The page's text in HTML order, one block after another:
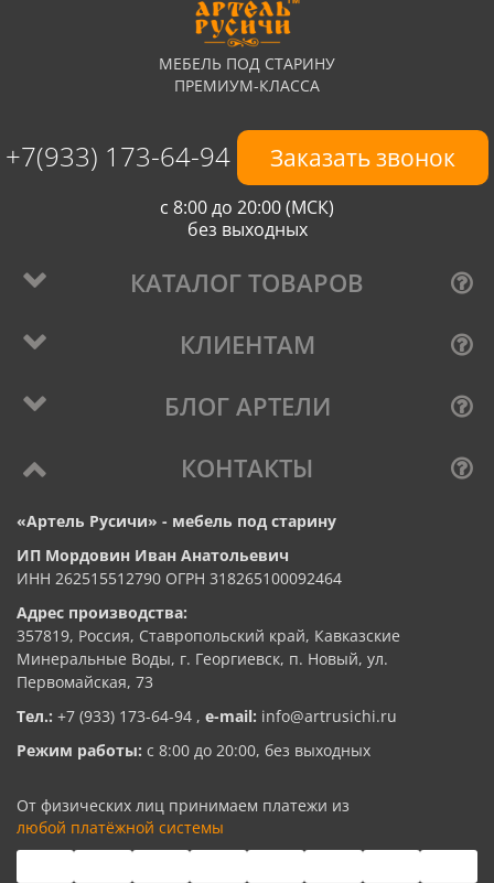
МЕБЕЛЬ ПОД СТАРИНУ
ПРЕМИУМ-КЛАССА
+7(933) 173-64-94 Заказать звонок
с 8:00 до 20:00 (МСК)
без выходных
КАТАЛОГ ТОВАРОВ
КЛИЕНТАМ
БЛОГ АРТЕЛИ
КОНТАКТЫ
«Артель Русичи» - мебель под старину
ИП Мордовин Иван Анатольевич
ИНН 262515512790 ОГРН 318265100092464
Адрес производства:
357819, Россия, Ставропольский край, Кавказские
Минеральные Воды, г. Георгиевск, п. Новый, ул.
Первомайская, 73
Тел.: +7 (933) 173-64-94 , e-mail: info@artrusichi.ru
Режим работы: с 8:00 до 20:00, без выходных
От физических лиц принимаем платежи из
любой платёжной системы